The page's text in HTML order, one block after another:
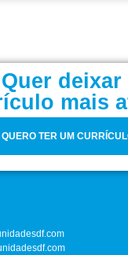
Quer deixar
mais
QUERO TER UM